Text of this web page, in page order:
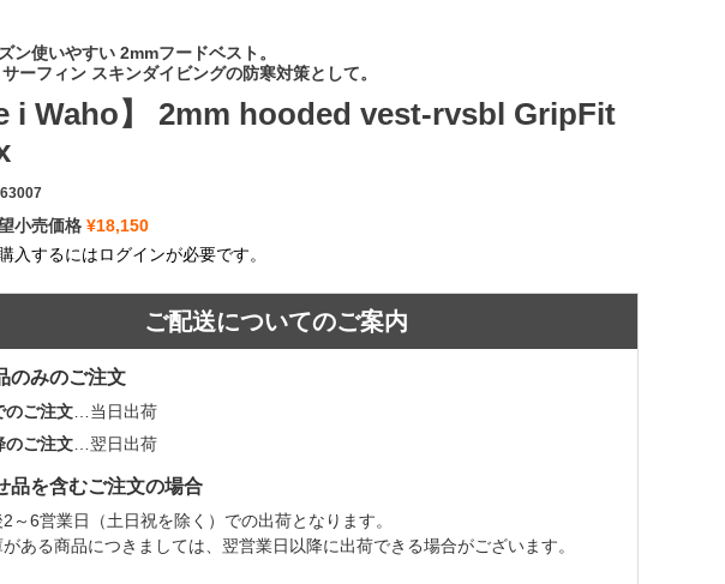
ン使いやすい 2mmフードベスト。
ーフィン スキンダイビングの防寒対策として。
i Waho】 2mm hooded vest-rvsbl GripFit
小売価格 ¥18,150
入するにはログインが必要です。
ご配送についてのご案内
のみのご注文
のご注文 …当日出荷
のご注文 …翌日出荷
品を含むご注文の場合
2～6営業日（土日祝を除く）での出荷となります。
ある商品につきましては、翌営業日以降に出荷できる場合がございます。